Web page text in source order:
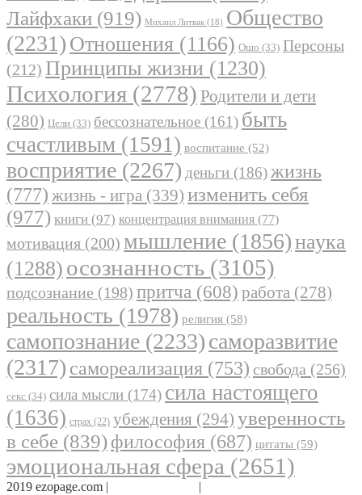
Лайфхаки (919) Михаил Литвак (18) Общество
(2231) Отношения (1166) Ошо (33) Персоны
(212) Принципы жизни (1230)
Психология (2778) Родители и дети
(280) Цели (33) бессознательное (161) быть
счастливым (1591) воспитание (52)
восприятие (2267) деньги (186)жизнь
(777) жизнь - игра (339) изменить себя
(977) книги (97) концентрация внимания (77)
мотивация (200) мышление (1856)наука
(1288) осознанность (3105)
подсознание (198) притча (608) работа (278)
реальность (1978) религия (58)
самопознание (2233)саморазвитие
(2317) самореализация (753) свобода (256)
секс (34) сила мысли (174) сила настоящего
(1636) страх (22) убеждения (294) уверенность
в себе (839) философия (687) цитаты (59)
эмоциональная сфера (2651)
2019 ezopage.com | |